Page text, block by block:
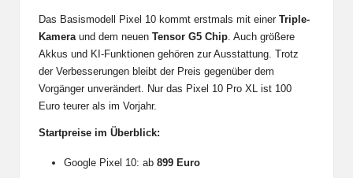
Das Basismodell Pixel 10 kommt erstmals mit einer Triple-
Kamera und dem neuen Tensor G5 Chip . Auch größere
Akkus und KI-Funktionen gehören zur Ausstattung. Trotz
der Verbesserungen bleibt der Preis gegenüber dem
Vorgänger unverändert. Nur das Pixel 10 Pro XL ist 100
Euro teurer als im Vorjahr.
Startpreise im Überblick:
Google Pixel 10: ab 899 Euro